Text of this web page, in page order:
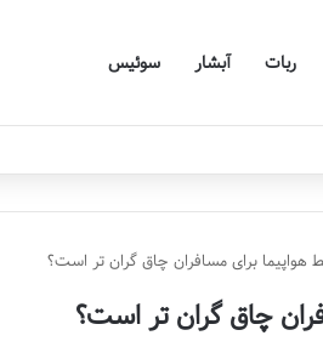
ربات آبشار سوئیس
هواپیما برای مسافران چاق گران تر است؟
چاق گران تر است؟